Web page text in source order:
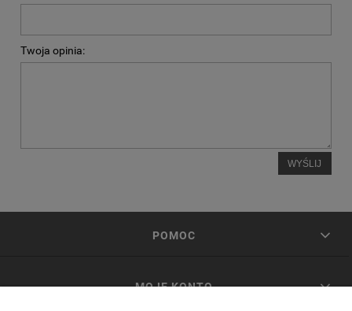
Twoja opinia:
WYŚLIJ
POMOC
MOJE KONTO